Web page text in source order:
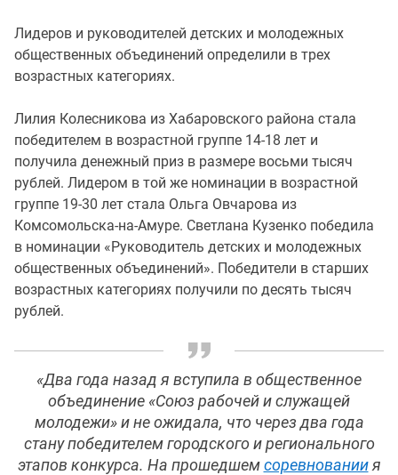
Лидеров и руководителей детских и молодежных
общественных объединений определили в трех
возрастных категориях.
Лилия Колесникова из Хабаровского района стала
победителем в возрастной группе 14-18 лет и
получила денежный приз в размере восьми тысяч
рублей. Лидером в той же номинации в возрастной
группе 19-30 лет стала Ольга Овчарова из
Комсомольска-на-Амуре. Светлана Кузенко победила
в номинации «Руководитель детских и молодежных
общественных объединений». Победители в старших
возрастных категориях получили по десять тысяч
рублей.
«Два года назад я вступила в общественное
объединение «Союз рабочей и служащей
молодежи» и не ожидала, что через два года
стану победителем городского и регионального
этапов конкурса. На прошедшем соревнованиия